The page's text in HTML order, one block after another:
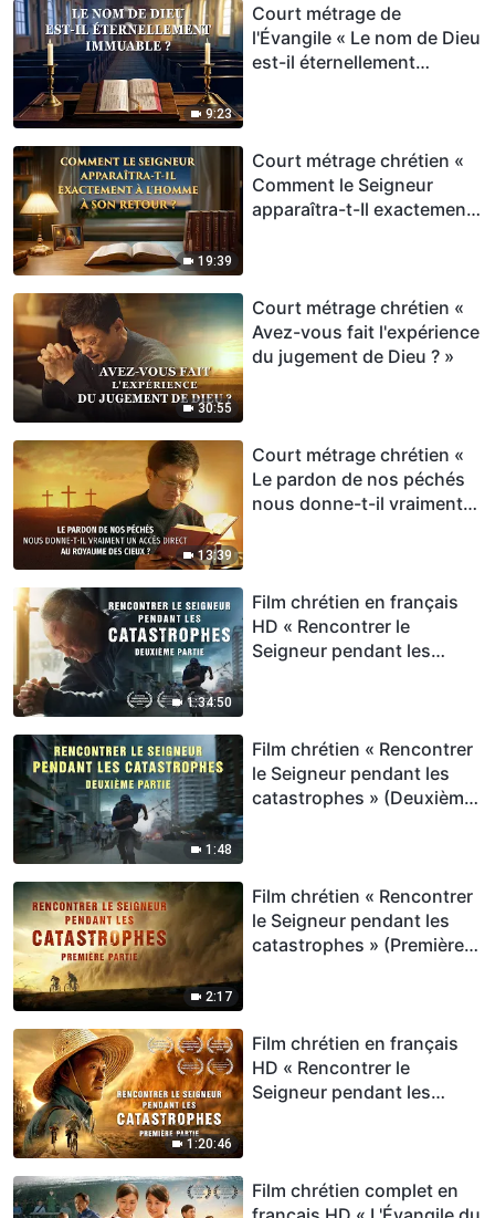
9:23
Court métrage de
l'Évangile « Le nom de Dieu
est-il éternellement
19:39
Court métrage chrétien «
Comment le Seigneur
apparaîtra-t-Il exactement
30:55
Court métrage chrétien «
Avez-vous fait l'expérience
du jugement de Dieu ? »
13:39
Court métrage chrétien «
Le pardon de nos péchés
nous donne-t-il vraiment
1:34:50
Film chrétien en français
HD « Rencontrer le
Seigneur pendant les
1:48
Film chrétien « Rencontrer
le Seigneur pendant les
catastrophes » (Deuxième
2:17
Film chrétien « Rencontrer
le Seigneur pendant les
catastrophes » (Première
1:20:46
Film chrétien en français
HD « Rencontrer le
Seigneur pendant les
serez-vous un survivant ?
Film chrétien complet en